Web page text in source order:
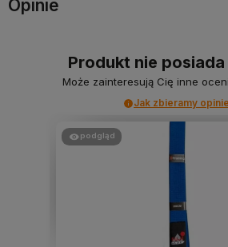
Opinie
Produkt nie
Może zainteresują Cię inne
Jak zbieramy
podgląd